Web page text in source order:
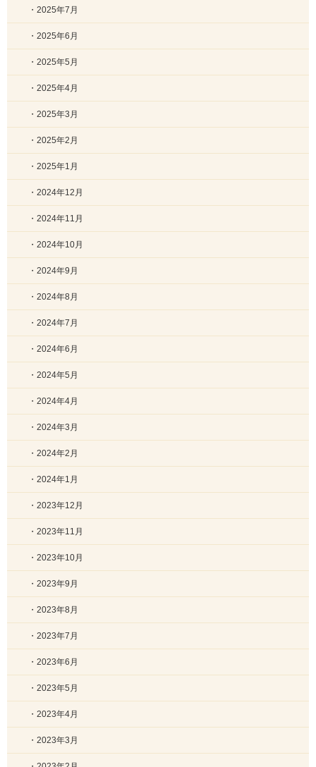
・2025年7月
・2025年6月
・2025年5月
・2025年4月
・2025年3月
・2025年2月
・2025年1月
・2024年12月
・2024年11月
・2024年10月
・2024年9月
・2024年8月
・2024年7月
・2024年6月
・2024年5月
・2024年4月
・2024年3月
・2024年2月
・2024年1月
・2023年12月
・2023年11月
・2023年10月
・2023年9月
・2023年8月
・2023年7月
・2023年6月
・2023年5月
・2023年4月
・2023年3月